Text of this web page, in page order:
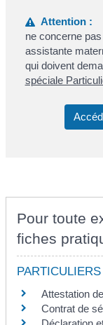
Attention :
ne concerne
assistante
qui doivent
spéciale
Pour toute
fiches
PARTICULIERS
Attestation
Contrat de